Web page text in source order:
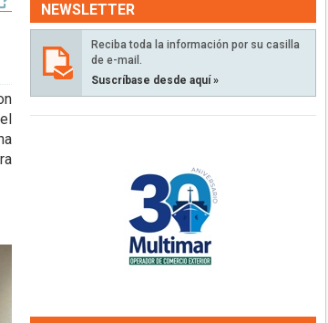
NEWSLETTER
Reciba toda la información por su casilla
de e-mail.
Suscríbase desde aquí »